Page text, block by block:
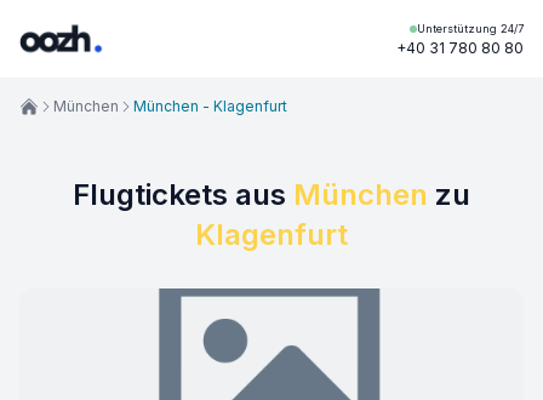
Unterstützung 24/7
+40 31 780 80 80
Flugtickets aus München zu
Klagenfurt
München München - Klagenfurt